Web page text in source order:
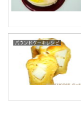
パウンドケーキレシピ